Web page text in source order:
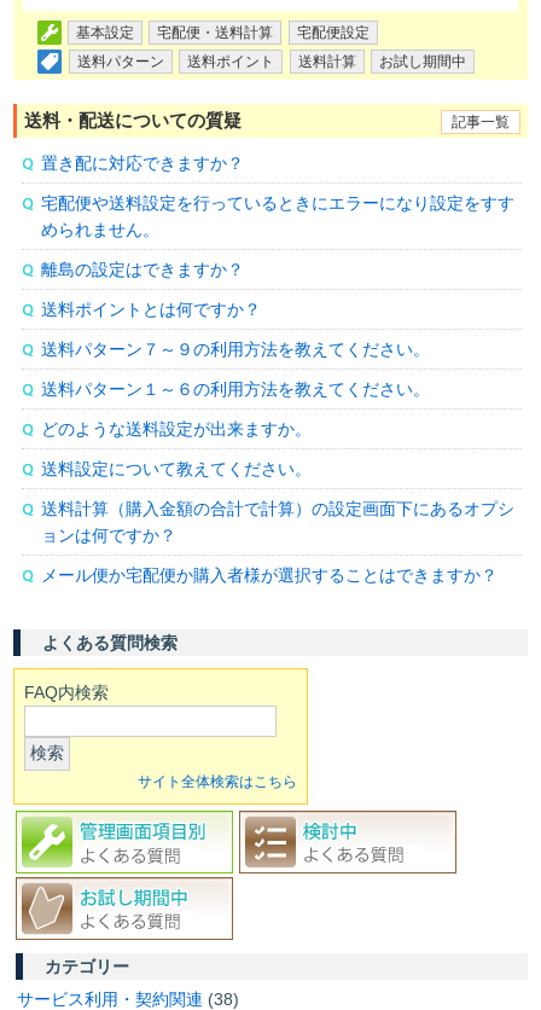
基本設定 宅配便・送料計算
宅配便設定
送料パターン
送料ポイント 送料計算 お試し期間中
送料・配送についての質疑 記事一覧
置き配に対応できますか？
宅配便や送料設定を行っているときにエラーになり設定をすす
められません。
離島の設定はできますか？
送料ポイントとは何ですか？
送料パターン７～９の利用方法を教えてください。
送料パターン１～６の利用方法を教えてください。
どのような送料設定が出来ますか。
送料設定について教えてください。
送料計算（購入金額の合計で計算）の設定画面下にあるオプシ
ョンは何ですか？
メール便か宅配便か購入者様が選択することはできますか？
よくある質問検索
FAQ内検索
検索
サイト全体検索はこちら
カテゴリー
サービス利用・契約関連 (38)